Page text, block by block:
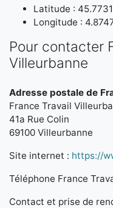
Latitude :
Longitude :
Pour contacter
Villeurbanne
Adresse postale de
France Travail
41a Rue Colin
69100 Villeurbanne
Site internet : https://
Téléphone France
Contact et prise de